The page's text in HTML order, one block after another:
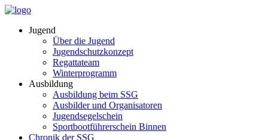
Jugend
Über die Jugend
Jugendschutzkonzept
Regattateam
Winterprogramm
Ausbildung
Ausbildung beim SSG
Ausbilder und Organisatoren
Jugendsegelschein
Sportbootführerschein Binnen
Chronik der SSG